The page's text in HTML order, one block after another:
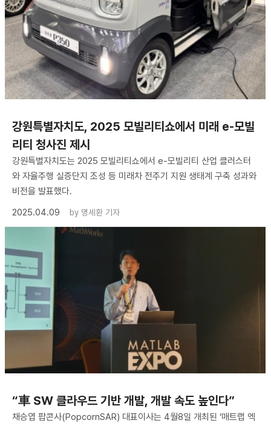
강원특별자치도, 2025 모빌리티쇼에서 미래 e-모빌
리티 청사진 제시
강원특별자치도는 2025 모빌리티쇼에서 e-모빌리티 산업 클러스터
와 자율주행 실증단지 조성 등 미래차 전주기 지원 생태계 구축 성과와
비전을 발표했다.
2025.04.09
by 명세환 기자
“車 SW 클라우드 기반 개발, 개발 속도 높인다”
채승엽 팝콘사(PopcornSAR) 대표이사는 4월8일 개최된 ‘매트랩 엑